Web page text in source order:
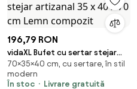
196,79 RON
vidaXL Bufet cu sertar stejar
artizanal 35 x 40 x 70 cm Lemn
compozit
70×35×40 cm, cu sertare, în stil
modern
În stoc
Livrare gratuită